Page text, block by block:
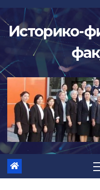
Перейти
к
содержимому
Историко-